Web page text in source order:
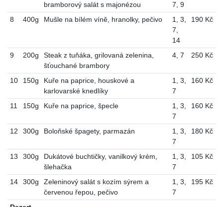
bramborový salát s majonézou
7, 9
8 400g Mušle na bílém víně, hranolky, pečivo 1, 3,
7,
14
190 Kč
9 200g
Steak z tuňáka, grilovaná zelenina,
šťouchané brambory
4, 7 250 Kč
10 150g
Kuře na paprice, houskové a
karlovarské knedlíky
1, 3,
7
160 Kč
11 150g Kuře na paprice, špecle 1, 3,
7
160 Kč
12 300g Boloňské špagety, parmazán 1, 3,
7
180 Kč
13 300g
Dukátové buchtičky, vanilkový krém,
šlehačka
1, 3,
7
105 Kč
14 300g
Zeleninový salát s kozím sýrem a
červenou řepou, pečivo
1, 3,
7
195 Kč